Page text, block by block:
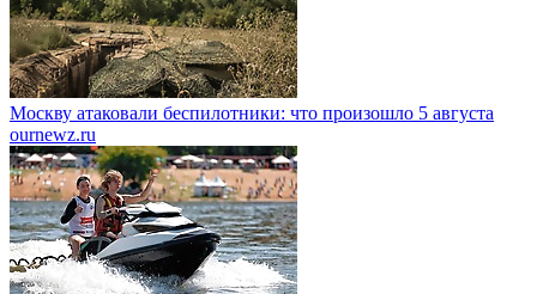
Москву атаковали беспилотники: что произошло 5 августа
ournewz.ru